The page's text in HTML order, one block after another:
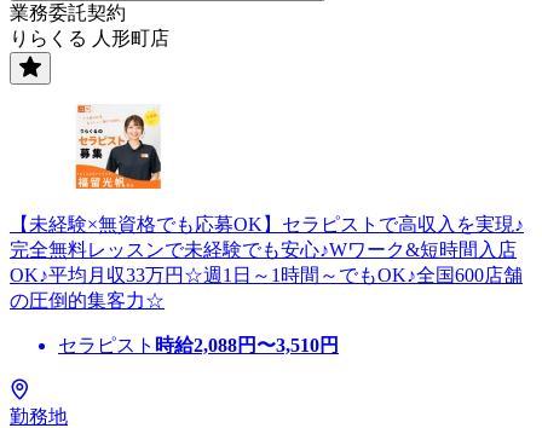
業務委託契約
りらくる 人形町店
【未経験×無資格でも応募OK】セラピストで高収入を実現♪
完全無料レッスンで未経験でも安心♪Wワーク&短時間入店
OK♪平均月収33万円☆週1日～1時間～でもOK♪全国600店舗
の圧倒的集客力☆
セラピスト 時給2,088円〜3,510円
勤務地